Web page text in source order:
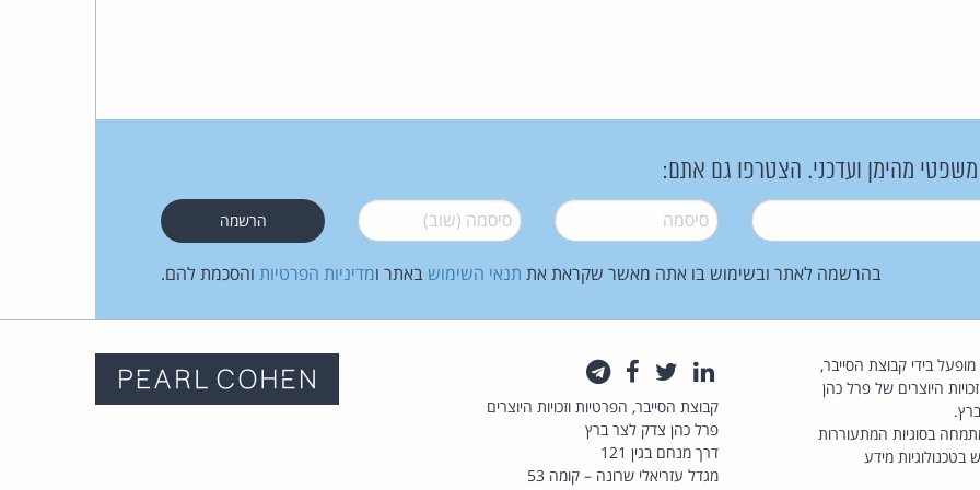
משפטי מהימן ועדכני. הצטרפו גם אתם:
סיסמה* סיסמה (שוב)*
בהרשמה לאתר ובשימוש בו אתה מאשר שקראת את תנאי השימוש באתר ומדיניות הפרטיות והסכמת להם.
law.co.il מופעל בידי קבוצת הסייבר,
היוצרים של פרל כהן
בסוגיות המתעוררות
בטכנולוגיות מידע
לינקדאין
טוויטרפייסבוק
קבוצת הסייבר, הפרטיות וזכויות היוצרים
פרל כהן צדק לצר ברץ
דרך מנחם בגין 121
מגדל עזריאלי שרונה – קומה 53